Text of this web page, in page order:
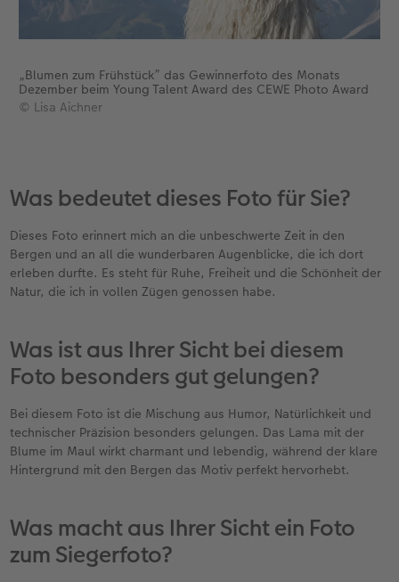
„Blumen zum Frühstück” das Gewinnerfoto des Monats
Dezember beim Young Talent Award des CEWE Photo Award
© Lisa Aichner
Was bedeutet dieses Foto für Sie?
Dieses Foto erinnert mich an die unbeschwerte Zeit in den
Bergen und an all die wunderbaren Augenblicke, die ich dort
erleben durfte. Es steht für Ruhe, Freiheit und die Schönheit der
Natur, die ich in vollen Zügen genossen habe.
Was ist aus Ihrer Sicht bei diesem
Foto besonders gut gelungen?
Bei diesem Foto ist die Mischung aus Humor, Natürlichkeit und
technischer Präzision besonders gelungen. Das Lama mit der
Blume im Maul wirkt charmant und lebendig, während der klare
Hintergrund mit den Bergen das Motiv perfekt hervorhebt.
Was macht aus Ihrer Sicht ein Foto
zum Siegerfoto?